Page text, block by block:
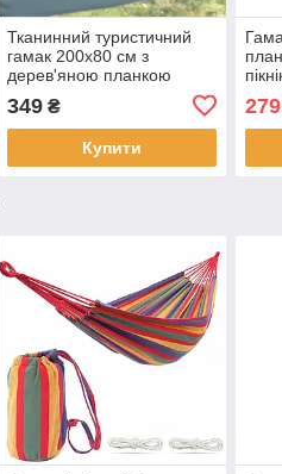
Тканинний туристичний
гамак 200х80 см з
дерев'яною планкою
349₴
Купити
279